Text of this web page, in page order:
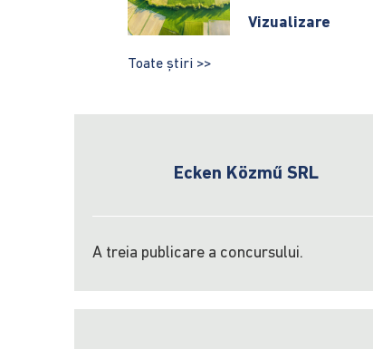
Vizualizare
Toate știri >>
Ecken Közmű SRL
A treia publicare a concursului.